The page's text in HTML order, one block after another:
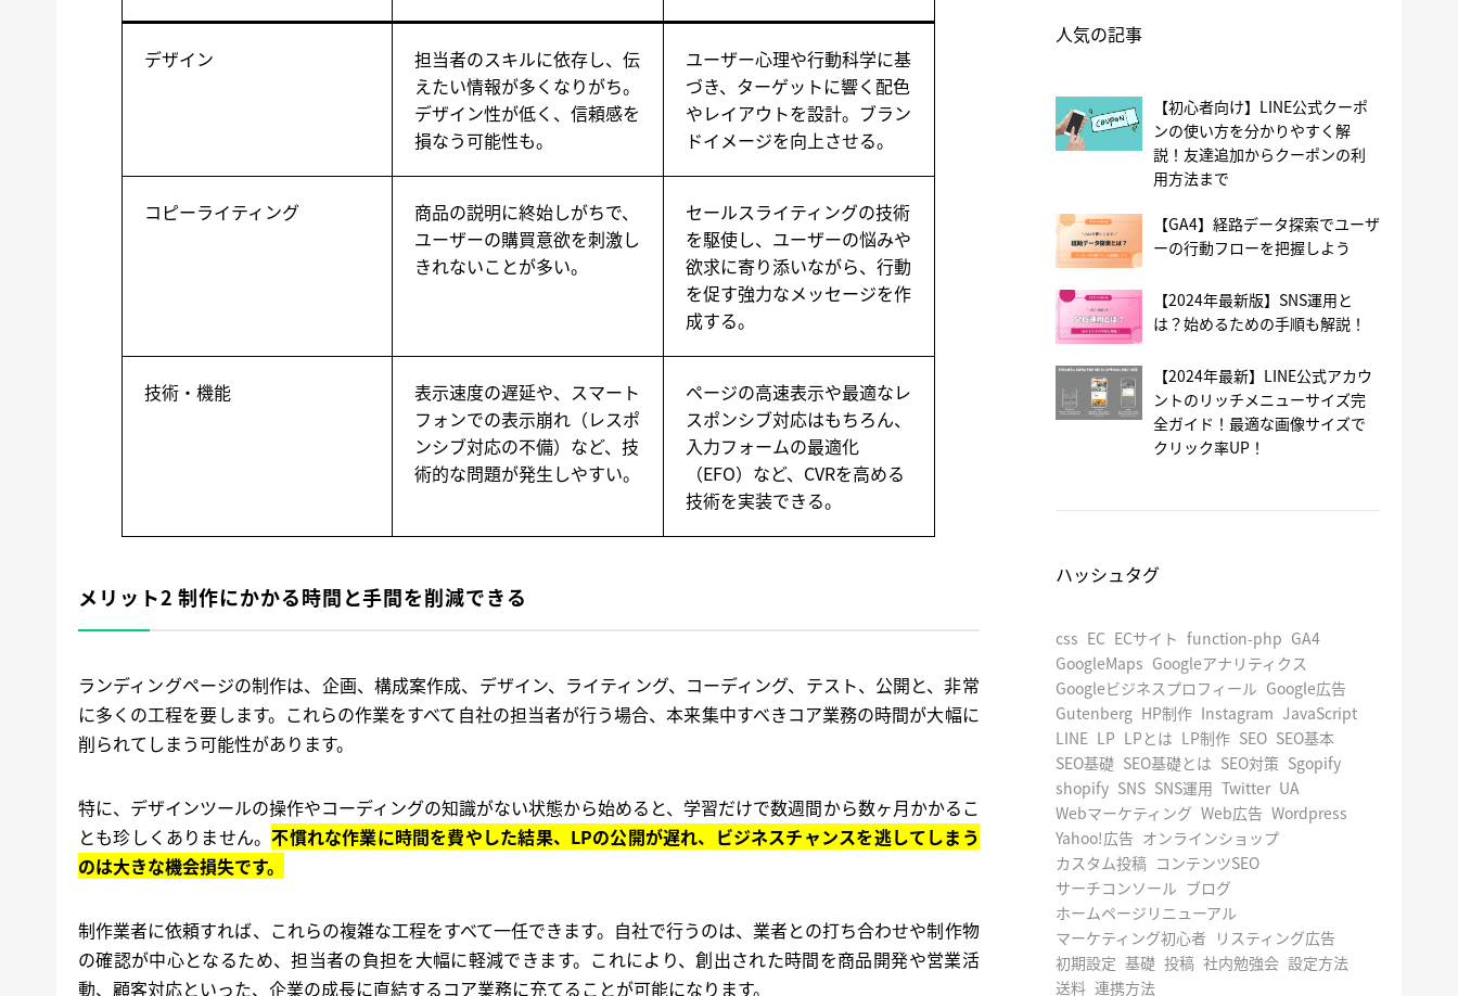
デザイン
担当者のスキルに依存し、伝
えたい情報が多くなりがち。
デザイン性が低く、信頼感を
損なう可能性も。
ユーザー心理や行動科学に基
づき、ターゲットに響く配色
やレイアウトを設計。ブラン
ドイメージを向上させる。
コピーライティング
商品の説明に終始しがちで、
ユーザーの購買意欲を刺激し
きれないことが多い。
セールスライティングの技術
を駆使し、ユーザーの悩みや
欲求に寄り添いながら、行動
を促す強力なメッセージを作
成する。
技術・機能
表示速度の遅延や、スマート
フォンでの表示崩れ（レスポ
ンシブ対応の不備）など、技
術的な問題が発生しやすい。
ページの高速表示や最適なレ
スポンシブ対応はもちろん、
入力フォームの最適化
（EFO）など、CVRを高める
技術を実装できる。
メリット2 制作にかかる時間と手間を削減できる
ランディングページの制作は、企画、構成案作成、デザイン、ライティング、コーディング、テスト、公開と、非常
に多くの工程を要します。これらの作業をすべて自社の担当者が行う場合、本来集中すべきコア業務の時間が大幅に
削られてしまう可能性があります。
特に、デザインツールの操作やコーディングの知識がない状態から始めると、学習だけで数週間から数ヶ月かかるこ
とも珍しくありません。不慣れな作業に時間を費やした結果、LPの公開が遅れ、ビジネスチャンスを逃してしまう
のは大きな機会損失です。
制作業者に依頼すれば、これらの複雑な工程をすべて一任できます。自社で行うのは、業者との打ち合わせや制作物
の確認が中心となるため、担当者の負担を大幅に軽減できます。これにより、創出された時間を商品開発や営業活
動、顧客対応といった、企業の成長に直結するコア業務に充てることが可能になります。
人気の記事
【初心者向け】LINE公式クーポ
ンの使い方を分かりやすく解
説！友達追加からクーポンの利
用方法まで
【GA4】経路データ探索でユーザ
ーの行動フローを把握しよう
【2024年最新版】SNS運用と
は？始めるための手順も解説！
【2024年最新】LINE公式アカウ
ントのリッチメニューサイズ完
全ガイド！最適な画像サイズで
クリック率UP！
ハッシュタグ
css EC ECサイト function-php GA4
GoogleMaps Googleアナリティクス
Googleビジネスプロフィール Google広告
Gutenberg HP制作 Instagram JavaScript
LINE LP LPとは LP制作 SEO SEO基本
SEO基礎 SEO基礎とは SEO対策 Sgopify
shopify SNS SNS運用 Twitter UA
Webマーケティング Web広告 Wordpress
Yahoo!広告 オンラインショップ
カスタム投稿 コンテンツSEO
サーチコンソール ブログ
ホームページリニューアル
マーケティング初心者 リスティング広告
初期設定 基礎 投稿 社内勉強会 設定方法
送料 連携方法